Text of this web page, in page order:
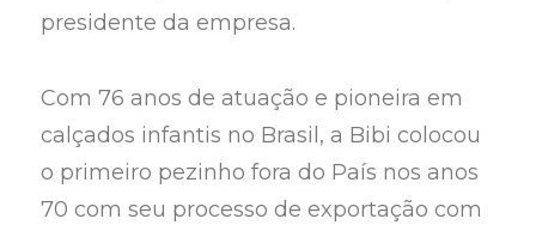
presidente da empresa.
Com 76 anos de atuação e pioneira em
calçados infantis no Brasil, a Bibi colocou
o primeiro pezinho fora do País nos anos
70 com seu processo de exportação com